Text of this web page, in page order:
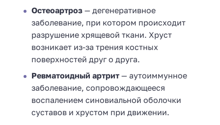
Остеоартроз — дегенеративное
заболевание, при котором происходит
разрушение хрящевой ткани. Хруст
возникает из-за трения костных
поверхностей друг о друга.
Ревматоидный артрит — аутоиммунное
заболевание, сопровождающееся
воспалением синовиальной оболочки
суставов и хрустом при движении.